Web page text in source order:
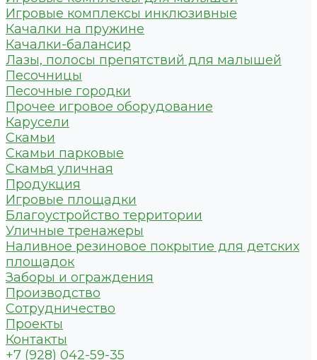
Игровые комплексы инклюзивные
Качалки на пружине
Качалки-балансир
Лазы, полосы препятствий для малышей
Песочницы
Песочные городки
Прочее игровое оборудование
Карусели
Скамьи
Скамьи парковые
Скамья уличная
Продукция
Игровые площадки
Благоустройство территории
Уличные тренажеры
Наливное резиновое покрытие для детских
площадок
Заборы и ограждения
Производство
Сотрудничество
Проекты
Контакты
+7 (928) 042-59-35